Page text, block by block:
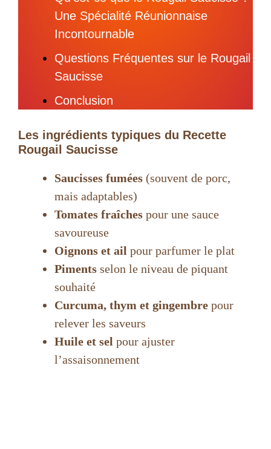
Une Spécialité Réunionnaise
Incontournable
Questions Fréquentes sur le Rougail
Saucisse
Conclusion
Les ingrédients typiques du Recette
Rougail Saucisse
Saucisses fumées (souvent de porc,
mais adaptables)
Tomates fraîches pour une sauce
savoureuse
Oignons et ail pour parfumer le plat
Piments selon le niveau de piquant
souhaité
Curcuma, thym et gingembre pour
relever les saveurs
Huile et sel pour ajuster
l’assaisonnement